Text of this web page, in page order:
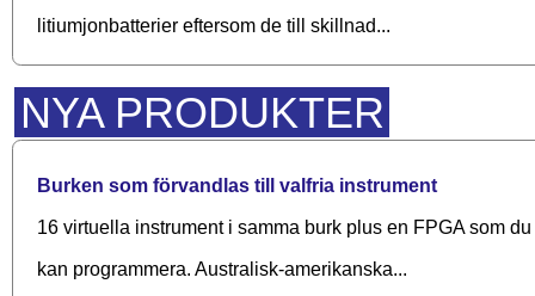
litiumjonbatterier eftersom de till skillnad...
NYA PRODUKTER
Burken som förvandlas till valfria instrument
16 virtuella instrument i samma burk plus en FPGA som du
kan programmera. Australisk-amerikanska...